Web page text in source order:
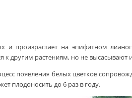
и произрастает на эпифитном
другим растениям, но не
появления белых цветков
плодоносить до 6 раз в году.